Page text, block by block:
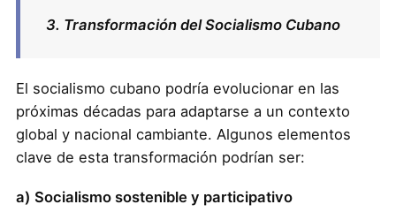
3. Transformación del Socialismo Cubano
El socialismo cubano podría evolucionar en las
próximas décadas para adaptarse a un contexto
global y nacional cambiante. Algunos elementos
clave de esta transformación podrían ser:
a) Socialismo sostenible y participativo